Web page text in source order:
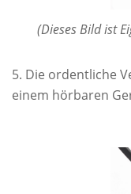
(Dieses Bild ist
Die ordentliche
einem hörbaren